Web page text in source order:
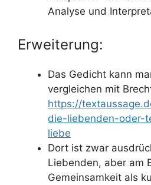
Analyse und
Erweiterung:
Das Gedicht kann
vergleichen mit
https://
die-liebenden-oder-
liebe
Dort ist zwar
Liebenden, aber am
Gemeinsamkeit als